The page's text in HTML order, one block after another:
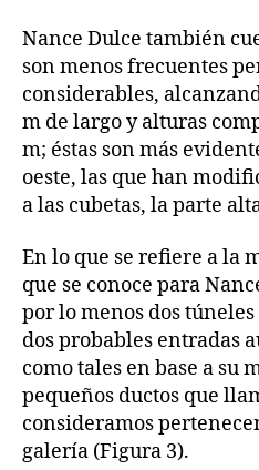
Nance Dulce también
son menos frecuentes
considerables,
m de largo y alturas
m; éstas son más
oeste, las que han
a las cubetas, la parte
En lo que se refiere a la
que se conoce para
por lo menos dos
dos probables entradas
como tales en base a su
pequeños ductos que
consideramos
galería (Figura 3).